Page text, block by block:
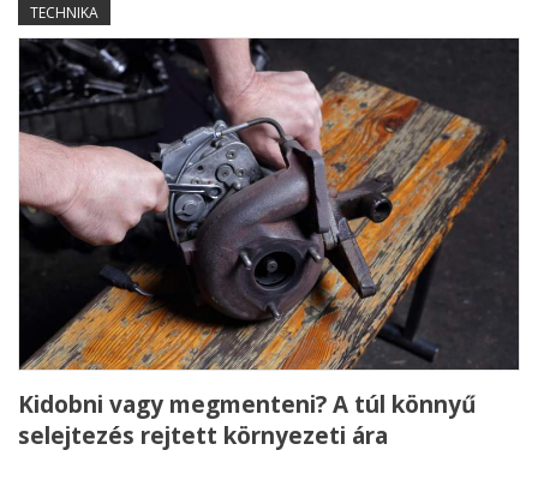
TECHNIKA
Kidobni vagy megmenteni? A túl könnyű
selejtezés rejtett környezeti ára